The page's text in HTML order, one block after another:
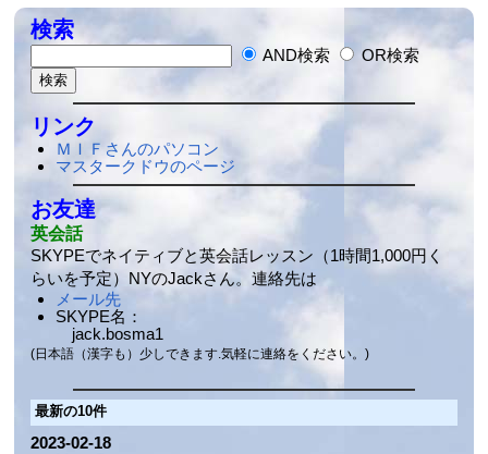
検索
AND検索 OR検索
リンク
ＭＩＦさんのパソコン
マスタークドウのページ
お友達
英会話
SKYPEでネイティブと英会話レッスン（1時間1,000円く
らいを予定）NYのJackさん。連絡先は
メール先
SKYPE名：
jack.bosma1
(日本語（漢字も）少しできます.気軽に連絡をください。)
最新の10件
2023-02-18